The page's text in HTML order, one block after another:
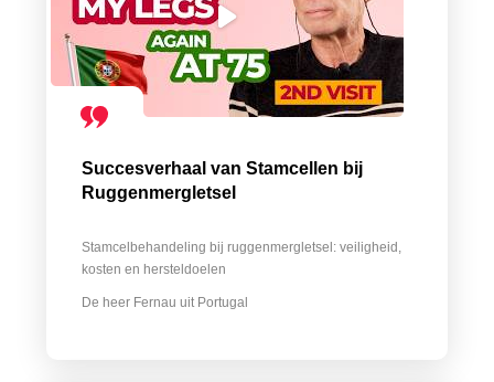
Succesverhaal van Stamcellen bij
Ruggenmergletsel
Stamcelbehandeling bij ruggenmergletsel: veiligheid,
kosten en hersteldoelen
De heer Fernau uit Portugal